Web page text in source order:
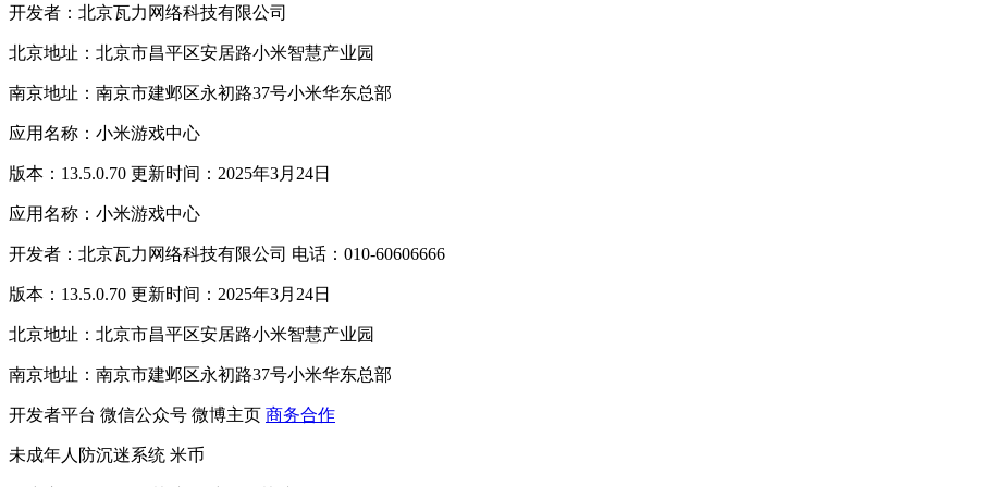
开发者：北京瓦力网络科技有限公司
北京地址：北京市昌平区安居路小米智慧产业园
南京地址：南京市建邺区永初路37号小米华东总部
应用名称：小米游戏中心
版本：13.5.0.70 更新时间：2025年3月24日
应用名称：小米游戏中心
开发者：北京瓦力网络科技有限公司 电话：010-60606666
版本：13.5.0.70 更新时间：2025年3月24日
北京地址：北京市昌平区安居路小米智慧产业园
南京地址：南京市建邺区永初路37号小米华东总部
开发者平台 微信公众号 微博主页 商务合作
未成年人防沉迷系统 米币